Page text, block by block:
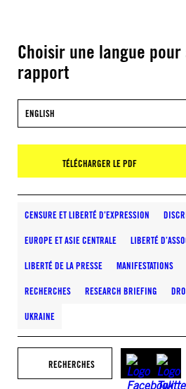
Choisir une langue
rapport
ENGLISH
TÉLÉCHARGER LE PDF
CENSURE ET LIBERTÉ D’EXPRESSION
EUROPE ET ASIE CENTRALE LIBERTÉ
LIBERTÉ DE LA PRESSE MANIFESTATIONS
RECHERCHES RESEARCH BRIEFING
UKRAINE
RECHERCHES